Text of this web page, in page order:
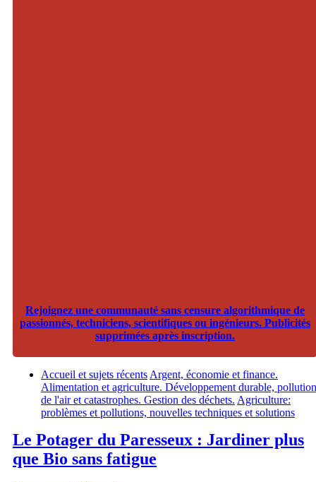
Rejoignez une communauté sans censure algorithmique de
passionnés, techniciens, scientifiques ou ingénieurs. Publicités
supprimées après inscription.
Accueil et sujets récentsArgent, économie et finance.
Alimentation et agriculture. Développement durable, pollution
de l'air et catastrophes. Gestion des déchets. Agriculture:
problèmes et pollutions, nouvelles techniques et solutions
Le Potager du Paresseux : Jardiner plus
que Bio sans fatigue